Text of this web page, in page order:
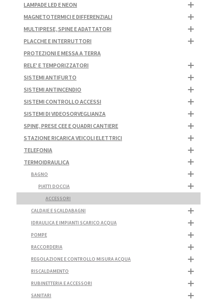
LAMPADE LED E NEON
MAGNETOTERMICI E DIFFERENZIALI
MULTIPRESE, SPINE E ADATTATORI
PLACCHE E INTERRUTTORI
PROTEZIONI E MESSA A TERRA
RELE' E TEMPORIZZATORI
SISTEMI ANTIFURTO
SISTEMI ANTINCENDIO
SISTEMI CONTROLLO ACCESSI
SISTEMI DI VIDEOSORVEGLIANZA
SPINE, PRESE CEE E QUADRI CANTIERE
STAZIONE RICARICA VEICOLI ELETTRICI
TELEFONIA
TERMOIDRAULICA
BAGNO
PIATTI DOCCIA
ACCESSORI
CALDAIE E SCALDABAGNI
IDRAULICA E IMPIANTI SCARICO ACQUA
POMPE
RACCORDERIA
REGOLAZIONE E CONTROLLO MISURA ACQUA
RISCALDAMENTO
RUBINETTERIA E ACCESSORI
SANITARI